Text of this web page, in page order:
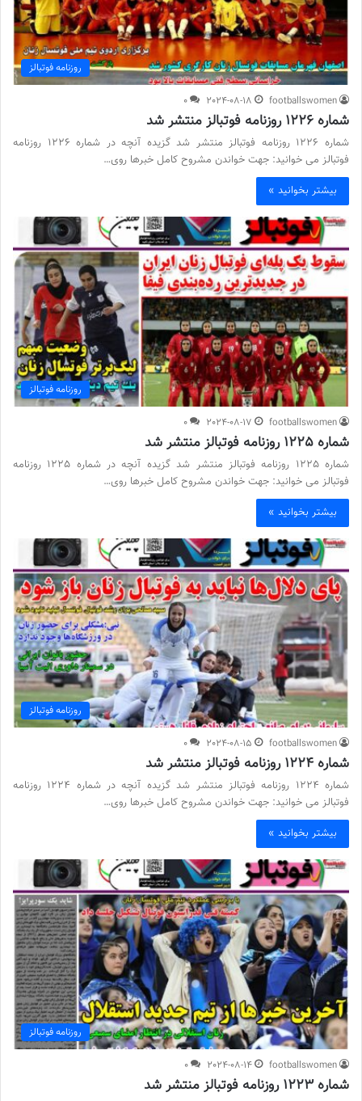
روزنامه فوتبالز
footballswomen
2024-08-18
0
شماره 1226 روزنامه فوتبالز منتشر شد
شماره 1226 روزنامه فوتبالز منتشر شد گزیده آنچه در شماره 1226 روزنامه
فوتبالز می خوانید: جهت خواندن مشروح کامل خبرها روی…
بیشتر بخوانید »
روزنامه فوتبالز
footballswomen
2024-08-17
0
شماره 1225 روزنامه فوتبالز منتشر شد
شماره 1225 روزنامه فوتبالز منتشر شد گزیده آنچه در شماره 1225 روزنامه
فوتبالز می خوانید: جهت خواندن مشروح کامل خبرها روی…
بیشتر بخوانید »
روزنامه فوتبالز
footballswomen
2024-08-15
0
شماره 1224 روزنامه فوتبالز منتشر شد
شماره 1224 روزنامه فوتبالز منتشر شد گزیده آنچه در شماره 1224 روزنامه
فوتبالز می خوانید: جهت خواندن مشروح کامل خبرها روی…
بیشتر بخوانید »
روزنامه فوتبالز
footballswomen
2024-08-14
0
شماره 1223 روزنامه فوتبالز منتشر شد